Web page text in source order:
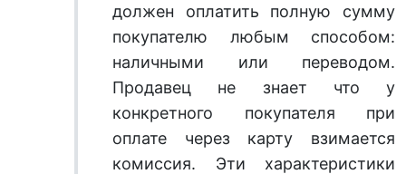
должен оплатить полную сумму
покупателю любым способом:
наличными или переводом.
Продавец не знает что у
конкретного покупателя при
оплате через карту взимается
комиссия. Эти характеристики